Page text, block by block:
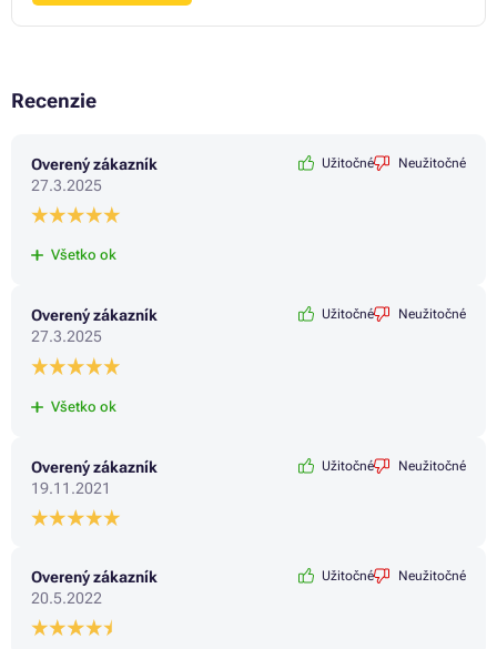
Recenzie
Overený zákazník
27.3.2025
Užitočné Neužitočné
Všetko ok
Overený zákazník
27.3.2025
Užitočné Neužitočné
Všetko ok
Overený zákazník
19.11.2021
Užitočné Neužitočné
Overený zákazník
20.5.2022
Užitočné Neužitočné